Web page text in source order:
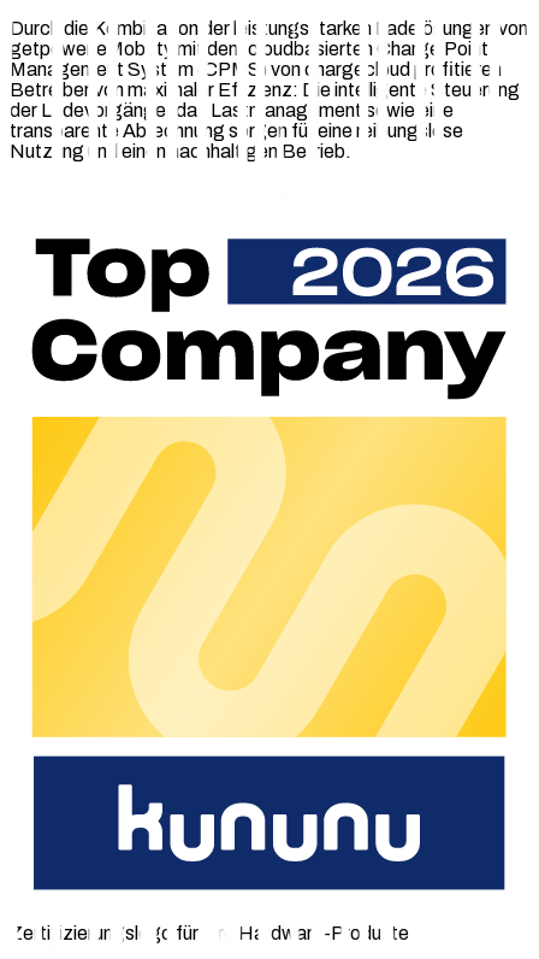
Durch die Kombination der leistungsstarken Ladelösungen von
getpower eMobility mit dem cloudbasierten Charge Point
Management System (CPMS) von chargecloud profitieren
Betreiber von maximaler Effizienz: Die intelligente Steuerung
der Ladevorgänge, das Lastmanagement sowie eine
transparente Abrechnung sorgen für eine reibungslose
Nutzung und einen nachhaltigen Betrieb.
Kompatibilität
Im Rahmen des Zertifizierungsprozesses wurde
sichergestellt, dass die getpower eMobility-Ladelösungen die
strengen Anforderungen von chargecloud erfüllen. Dazu
gehören unter anderem die nahtlose Kommunikation über das
OCPP 1.6-Protokoll, eine vollständige Dokumentation der
Hardware- und Firmware-Update-Prozesse sowie eine
eichrechtskonforme Abrechnung der Ladevorgänge. Die
Zertifizierung bestätigt eine stabile und sichere Anbindung an
die chargecloud-Plattform und gewährleistet eine langfristige
Betriebssicherheit.
Über certified
Mit demcertified-Programm
stellt chargecloud sicher, dass
die zertifizierte Hardware optimal mit der chargecloud
Software harmoniert. Es umfasst fünf zentrale
Prüfkomponenten. Obligatorisch sind die Sicherstellung der
Grundkonnektivität durch certified ocpp sowie die Erstellung
eines HelpCenter-Artikels mittels certified doku. Zudem wird
ein strukturierter Prozess zur Bereitstellung von Firmware-
Updates geprüft. Je nach Ladestationsmodell werden
zusätzlich Smart Charging-Funktionalitäten,
Implementierung in die chargecloud Software getestet.
Unser erfahrenes Team begleitet Hersteller während des
gesamten Prozesses mit technischem Support und stellt eine
Als certified-Partner erhalten Sie nach erfolgreichem
Zertifizierungslogo für Ihre Hardware-Produkte